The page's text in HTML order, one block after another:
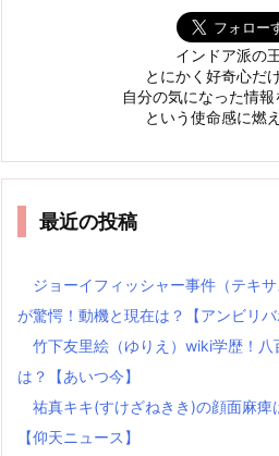
インドア派の王
とにかく好奇心だ
自分の気になった情
という使命感に燃
最近の投稿
ジョーイフィッシャー事件（テキ
が驚愕！動機と現在は？【アンビリバ
竹下友里絵（ゆりえ）wiki学歴！
は？【あいつ今】
祐真キキ(すけざねきき)の顔面麻痺
【仰天ニュース】